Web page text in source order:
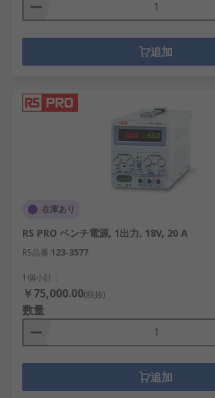
追加
在庫あり
RS PRO ベンチ電源, 1出力, 18V, 20 A
RS品番 123-3577
1個小計：
￥75,000.00(税抜)
数量
追加